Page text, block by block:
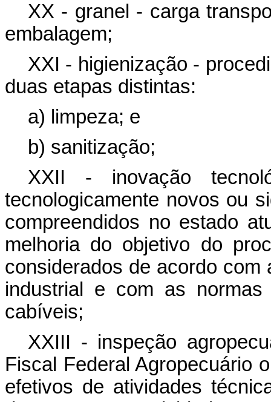
XX - granel - carga
embalagem;
XXI - higienização -
duas etapas distintas:
a) limpeza; e
b) sanitização;
XXII - inovação
tecnologicamente novos ou
compreendidos no estado
melhoria do objetivo do
considerados de acordo com
industrial e com as
cabíveis;
XXIII - inspeção
Fiscal Federal Agropecuário
efetivos de atividades